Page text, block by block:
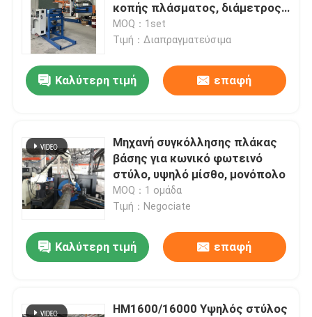
κοπής πλάσματος, διάμετρος
350 mm, εγκεφαλική 2000 mm
MOQ：1set
Τιμή：Διαπραγματεύσιμα
Καλύτερη τιμή επαφή
Μηχανή συγκόλλησης πλάκας
βάσης για κωνικό φωτεινό
στύλο, υψηλό μίσθο, μονόπολο
MOQ：1 ομάδα
Τιμή：Negociate
Καλύτερη τιμή επαφή
HM1600/16000 Υψηλός στύλος